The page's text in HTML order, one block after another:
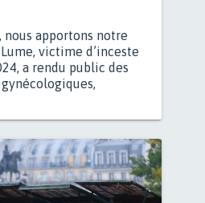
apportons notre
victime d’inceste
a rendu public des